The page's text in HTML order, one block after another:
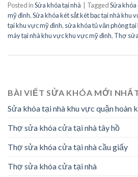
Posted inSửa khóa tại nhà TaggedSửa
mỹ đình,Sửa khóa két sắt két bạc tại nhà khu
tại khu vực mỹ đình, sửa khóa tủ văn phòng
máy tại nhà khu vực khu vực mỹ đình, Thợ
BÀI VIẾT SỬA KHÓA MỚI
Sửa khóa tại nhà khu vực quận hoàn
Thợ sửa khóa cửa tại nhà tây hồ
Thợ sửa khóa cửa tại nhà cầu giấy
Thợ sửa khóa cửa tại nhà